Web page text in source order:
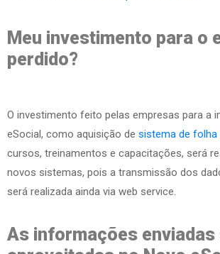
Meu investimento para o
perdido?
O investimento feito pelas empresas para a
eSocial, como aquisição de sistema de folha
cursos, treinamentos e capacitações, será
novos sistemas, pois a transmissão dos
será realizada ainda via web service.
As informações enviadas